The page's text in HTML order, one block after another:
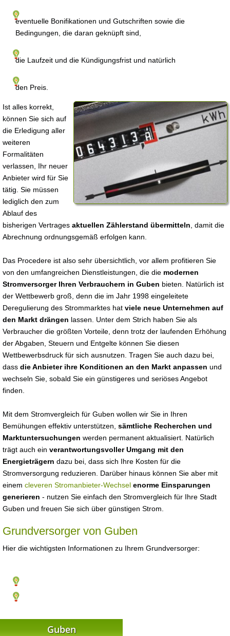
eventuelle Bonifikationen und Gutschriften sowie die
Bedingungen, die daran geknüpft sind,
die Laufzeit und die Kündigungsfrist und natürlich
den Preis.
Ist alles korrekt,
können Sie sich auf
die Erledigung aller
weiteren
Formalitäten
verlassen, Ihr neuer
Anbieter wird für Sie
tätig. Sie müssen
lediglich den zum
Ablauf des
bisherigen Vertrages aktuellen Zählerstand übermitteln , damit die
Abrechnung ordnungsgemäß erfolgen kann.
Das Procedere ist also sehr übersichtlich, vor allem profitieren Sie
von den umfangreichen Dienstleistungen, die die modernen
Stromversorger Ihren Verbrauchern in Guben bieten. Natürlich ist
der Wettbewerb groß, denn die im Jahr 1998 eingeleitete
Deregulierung des Strommarktes hat viele neue Unternehmen auf
den Markt drängen lassen. Unter dem Strich haben Sie als
Verbraucher die größten Vorteile, denn trotz der laufenden Erhöhung
der Abgaben, Steuern und Entgelte können Sie diesen
Wettbewerbsdruck für sich ausnutzen. Tragen Sie auch dazu bei,
dass die Anbieter ihre Konditionen an den Markt anpassen und
wechseln Sie, sobald Sie ein günstigeres und seriöses Angebot
finden.
Mit dem Stromvergleich für Guben wollen wir Sie in Ihren
Bemühungen effektiv unterstützen, sämtliche Recherchen und
Marktuntersuchungen werden permanent aktualisiert. Natürlich
trägt auch ein verantwortungsvoller Umgang mit den
Energieträgern dazu bei, dass sich Ihre Kosten für die
Stromversorgung reduzieren. Darüber hinaus können Sie aber mit
einem cleveren Stromanbieter-Wechsel enorme Einsparungen
generieren - nutzen Sie einfach den Stromvergleich für Ihre Stadt
Guben und freuen Sie sich über günstigen Strom.
Grundversorger von Guben
Hier die wichtigsten Informationen zu Ihrem Grundversorger:
Guben